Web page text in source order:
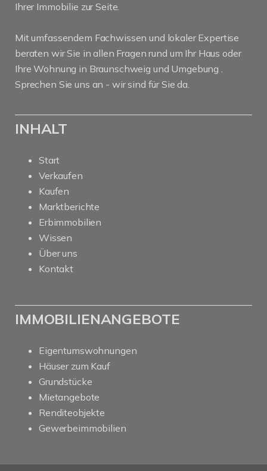
Ihrer Immobilie zur Seite.
Mit umfassendem Fachwissen und lokaler Expertise
beraten wir Sie in allen Fragen rund um Ihr Haus oder
Ihre Wohnung in Braunschweig und Umgebung .
Sprechen Sie uns an - wir sind für Sie da.
INHALT
Start
Verkaufen
Kaufen
Marktberichte
Erbimmobilien
Wissen
Über uns
Kontakt
IMMOBILIENANGEBOTE
Eigentumswohnungen
Häuser zum Kauf
Grundstücke
Mietangebote
Renditeobjekte
Gewerbeimmobilien